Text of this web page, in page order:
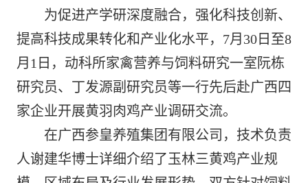
为促进产学研深度融合，强化科技创新、
提高科技成果转化和产业化水平， 7月 30日至8
月 1 日，动科所家禽营养与饲料研究一室阮栋
研究员、丁发源副研究员等一行先后赴广西四
家企业开展黄羽肉鸡产业调研交流。
在广西参皇养殖集团有限公司，技术负责
人谢建华博士详细介绍了玉林三黄鸡产业规